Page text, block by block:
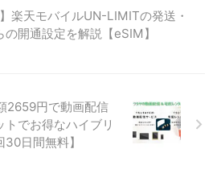
】楽天モバイルUN-LIMITの発送・
の開通設定を解説【eSIM】
2659円で動画配信
トでお得なハイブリ
日間無料】